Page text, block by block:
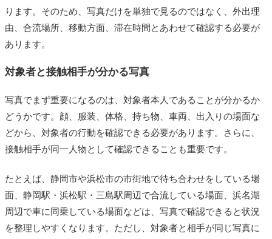
ります。そのため、写真だけを単独で見るのではなく、外出理
由、合流場所、移動方面、滞在時間とあわせて確認する必要が
あります。
対象者と接触相手が分かる写真
写真でまず重要になるのは、対象者本人であることが分かるか
どうかです。顔、服装、体格、持ち物、車両、出入りの場面な
どから、対象者の行動を確認できる必要があります。さらに、
接触相手が同一人物として確認できることも重要です。
たとえば、静岡市や浜松市の市街地で待ち合わせをしている場
面、静岡駅・浜松駅・三島駅周辺で合流している場面、浜名湖
周辺で車に同乗している場面などは、写真で確認できると状況
を整理しやすくなります。ただし、対象者と相手が同じ写真に